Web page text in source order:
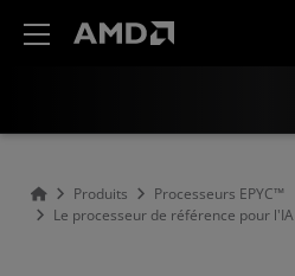
Produits
Processeurs EPYC™
Le processeur de référence pour l'IA